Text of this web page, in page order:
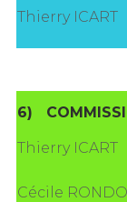
Thierry ICART
6)
Thierry ICART
Cécile